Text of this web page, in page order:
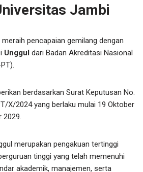
Jambi
pencapaian gemilang dengan
Unggul dari Badan Akreditasi Nasional
berdasarkan Surat Keputusan No.
X/2024 yang berlaku mulai 19 Oktober
merupakan pengakuan tertinggi
tinggi yang telah memenuhi
akademik, manajemen, serta